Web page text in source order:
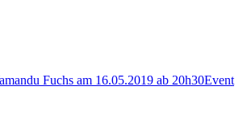
Fuchs am 16.05.2019 ab 20h30Event